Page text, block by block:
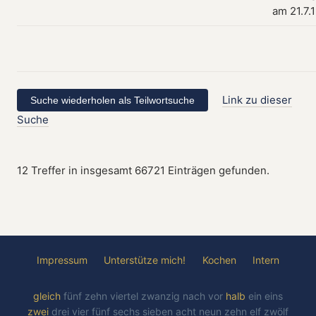
am
Link zu dieser
Suche
12 Treffer in insgesamt 66721 Einträgen gefunden.
Impressum Unterstütze mich! Kochen Intern
gleich fünf zehn viertel zwanzig nach vor halb ein eins
zwei drei vier fünf sechs sieben acht neun zehn elf zwölf